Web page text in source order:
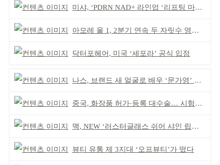
미샤, ‘PDRN NAD+ 라인업 ‘리프팅 마스크’ 출시
아모레 올 1, 2분기 연속 두 자릿수 영업이익률 기록
닥터포헤어, 미국 ‘세포라’ 공식 입점
나스, 브랜드 새 얼굴로 배우 ‘문가영’ 발탁
중국, 화장품 허가·등록 대수술… 시험자료 공용 허용
맥, NEW ‘러스터글래스 쉬어 샤인 립스틱’ 출시
뷰티 유통 제 3지대 ‘오프뷰티’가 떴다